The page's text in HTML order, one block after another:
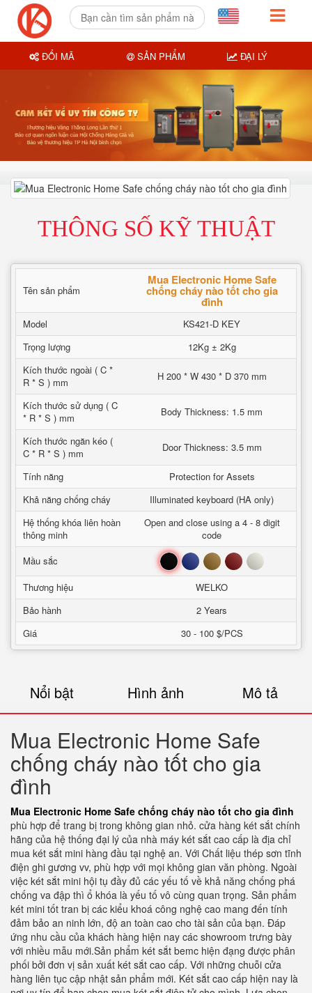
THÔNG SỐ KỸ THUẬT
Tên sản phẩm
Mua Electronic Home Safe
chống cháy nào tốt cho gia
đình
Model
KS421-D KEY
Trọng lượng
12Kg ± 2Kg
Kích thước ngoài ( C *
R * S ) mm
H 200 * W 430 * D 370 mm
Kích thước sử dụng ( C
* R * S ) mm
Body Thickness: 1.5 mm
Kích thước ngăn kéo (
C * R * S ) mm
Door Thickness: 3.5 mm
Tính năng
Protection for Assets
Khả năng chống cháy
Illuminated keyboard (HA only)
Hệ thống khóa liên hoàn
thông minh
Open and close using a 4 - 8 digit
code
Mầu sắc
Đen Xanh Nâu Đỏ Trắng
Thương hiệu
WELKO
Bảo hành
2 Years
Giá
30 - 100 $/PCS
Nổi bật Hình ảnh Mô tả
Mua Electronic Home Safe
chống cháy nào tốt cho gia
đình
Mua Electronic Home Safe chống cháy nào tốt cho gia đình
phù hợp để trang bị trong không gian nhỏ. cửa hàng két sắt chính
hãng của hệ thống đại lý của nhà máy két sắt cao cấp là địa chỉ
mua két sắt mini hàng đầu tại nghệ an. Với Chất liệu thép sơn tĩnh
điện ghi gương vv, phù hợp với mọi không gian văn phòng. Ngoài
việc két sắt mini hội tụ đầy đủ các yếu tố về khả năng chống phá
chống va đập thì ổ khóa là yếu tố vô cùng quan trọng. Sản phẩm
két mini tốt tran bị các kiểu khoá công nghệ cao mang đến tính
đảm bảo an ninh lớn, độ an toàn cao cho tài sản của bạn. Đáp
ứng nhu cầu của khách hàng hiện nay các showroom trưng bày
với nhiều mẫu mới.Sản phẩm két sắt bemc hiện đạng được phân
phối bởi đơn vị sản xuất két sắt cao cấp. Với những chuỗi cửa
hàng liên tục cập nhật sản phẩm mới. Két sắt cao cấp hiện nay là
ĐỔI MÃ SẢN PHẨM ĐẠI LÝ